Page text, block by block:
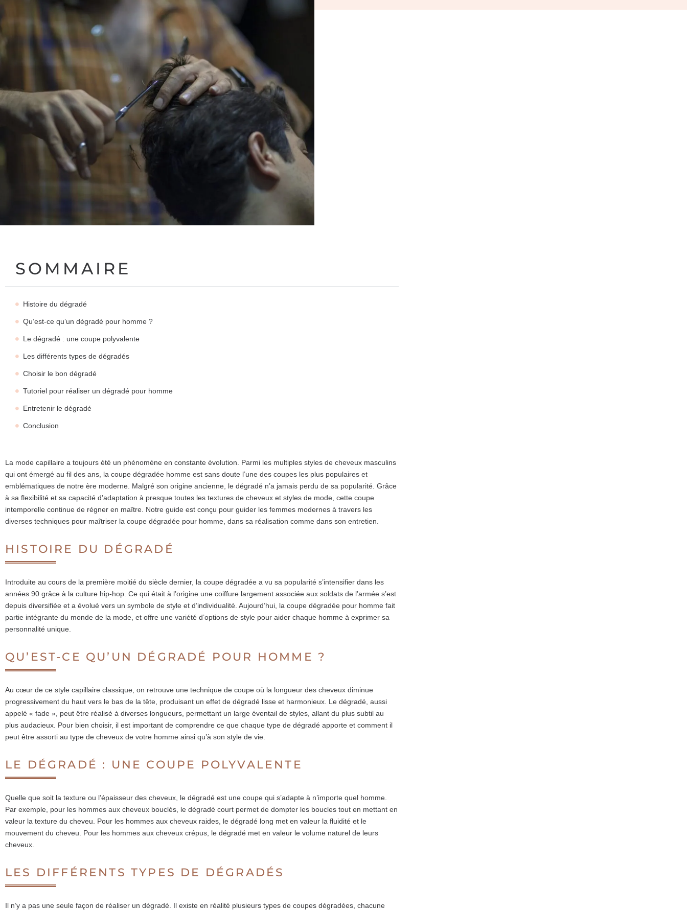
SOMMAIRE
Histoire du dégradé
Qu’est-ce qu’un dégradé pour homme ?
Le dégradé : une coupe polyvalente
Les différents types de dégradés
Choisir le bon dégradé
Tutoriel pour réaliser un dégradé pour homme
Entretenir le dégradé
Conclusion
La mode capillaire a toujours été un phénomène en constante évolution. Parmi les multiples styles de cheveux masculins
qui ont émergé au fil des ans, la coupe dégradée homme est sans doute l’une des coupes les plus populaires et
emblématiques de notre ère moderne. Malgré son origine ancienne, le dégradé n’a jamais perdu de sa popularité. Grâce
à sa flexibilité et sa capacité d’adaptation à presque toutes les textures de cheveux et styles de mode, cette coupe
intemporelle continue de régner en maître. Notre guide est conçu pour guider les femmes modernes à travers les
diverses techniques pour maîtriser la coupe dégradée pour homme, dans sa réalisation comme dans son entretien.
HISTOIRE DU DÉGRADÉ
Introduite au cours de la première moitié du siècle dernier, la coupe dégradée a vu sa popularité s’intensifier dans les
années 90 grâce à la culture hip-hop. Ce qui était à l’origine une coiffure largement associée aux soldats de l’armée s’est
depuis diversifiée et a évolué vers un symbole de style et d’individualité. Aujourd’hui, la coupe dégradée pour homme fait
partie intégrante du monde de la mode, et offre une variété d’options de style pour aider chaque homme à exprimer sa
personnalité unique.
QU’EST-CE QU’UN DÉGRADÉ POUR HOMME ?
Au cœur de ce style capillaire classique, on retrouve une technique de coupe où la longueur des cheveux diminue
progressivement du haut vers le bas de la tête, produisant un effet de dégradé lisse et harmonieux. Le dégradé, aussi
appelé « fade », peut être réalisé à diverses longueurs, permettant un large éventail de styles, allant du plus subtil au
plus audacieux. Pour bien choisir, il est important de comprendre ce que chaque type de dégradé apporte et comment il
peut être assorti au type de cheveux de votre homme ainsi qu’à son style de vie.
LE DÉGRADÉ : UNE COUPE POLYVALENTE
Quelle que soit la texture ou l’épaisseur des cheveux, le dégradé est une coupe qui s’adapte à n’importe quel homme.
Par exemple, pour les hommes aux cheveux bouclés, le dégradé court permet de dompter les boucles tout en mettant en
valeur la texture du cheveu. Pour les hommes aux cheveux raides, le dégradé long met en valeur la fluidité et le
mouvement du cheveu. Pour les hommes aux cheveux crépus, le dégradé met en valeur le volume naturel de leurs
cheveux.
LES DIFFÉRENTS TYPES DE DÉGRADÉS
Il n’y a pas une seule façon de réaliser un dégradé. Il existe en réalité plusieurs types de coupes dégradées, chacune